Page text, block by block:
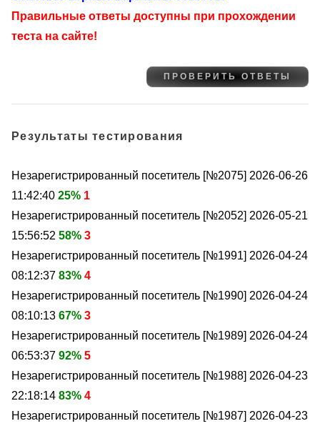
Правильные ответы доступны при прохождении
теста на сайте!
Результаты тестирования
Незарегистрированный посетитель [№2075] 2026-06-26
11:42:40 25% 1
Незарегистрированный посетитель [№2052] 2026-05-21
15:56:52 58% 3
Незарегистрированный посетитель [№1991] 2026-04-24
08:12:37 83% 4
Незарегистрированный посетитель [№1990] 2026-04-24
08:10:13 67% 3
Незарегистрированный посетитель [№1989] 2026-04-24
06:53:37 92% 5
Незарегистрированный посетитель [№1988] 2026-04-23
22:18:14 83% 4
Незарегистрированный посетитель [№1987] 2026-04-23